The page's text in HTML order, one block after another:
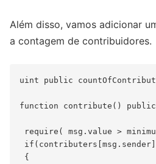
Além disso, vamos adicionar
a contagem de contribuidores.
uint public
function contribute() public
require( msg.value >
{